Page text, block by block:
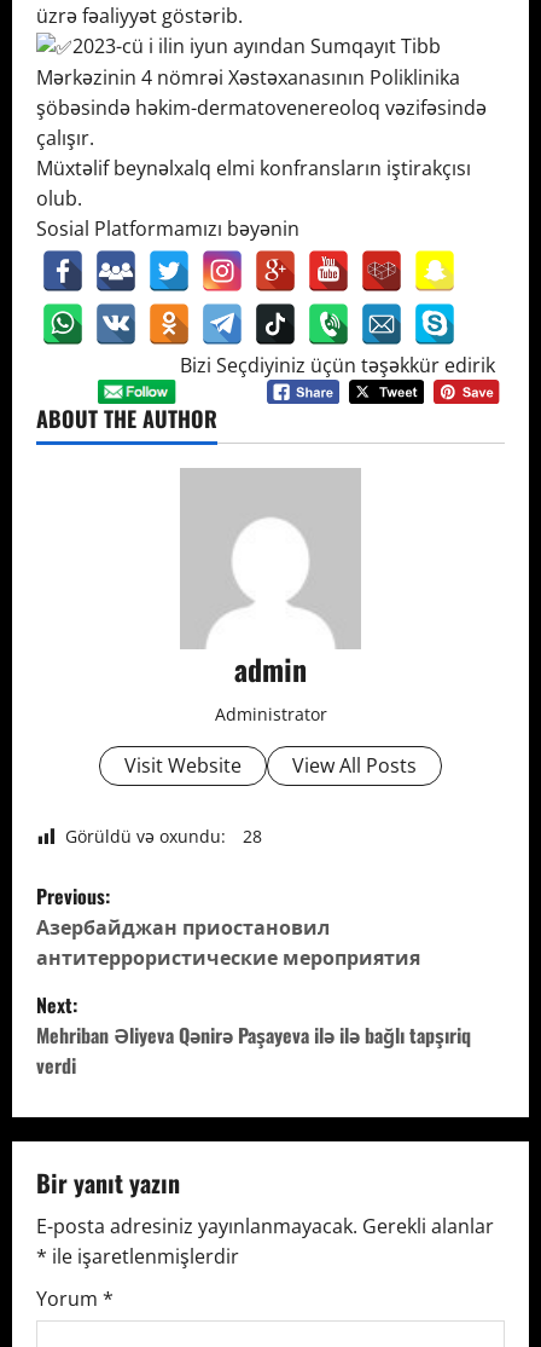
üzrə fəaliyyət göstərib.
2023-cü i ilin iyun ayından Sumqayıt Tibb
Mərkəzinin 4 nömrəi Xəstəxanasının Poliklinika
şöbəsində həkim-dermatovenereoloq vəzifəsində
çalışır.
Müxtəlif beynəlxalq elmi konfransların iştirakçısı
olub.
Sosial Platformamızı bəyənin
Bizi Seçdiyiniz üçün təşəkkür edirik
ABOUT THE AUTHOR
admin
Administrator
Visit Website View All Posts
Görüldü və oxundu: 28
P
o
s
t
n
a
v
i
g
Previous:
Азербайджан приостановил
антитеррористические мероприятия
Next:
Mehriban Əliyeva Qənirə Paşayeva ilə ilə bağlı tapşıriq
verdi
Bir yanıt yazın
E-posta adresiniz yayınlanmayacak. Gerekli alanlar
* ile işaretlenmişlerdir
Yorum *